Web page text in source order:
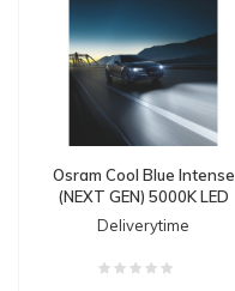
Osram Cool Blue Intense
(NEXT GEN) 5000K LED
lookalike lampen
Deliverytime